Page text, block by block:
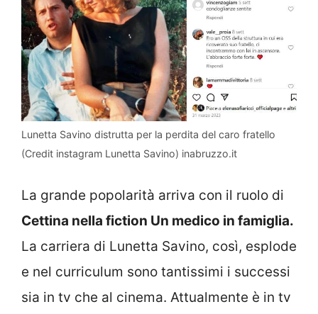
Lunetta Savino distrutta per la perdita del caro fratello
(Credit instagram Lunetta Savino) inabruzzo.it
La grande popolarità arriva con il ruolo di
Cettina nella fiction Un medico in famiglia.
La carriera di Lunetta Savino, così, esplode
e nel curriculum sono tantissimi i successi
sia in tv che al cinema. Attualmente è in tv